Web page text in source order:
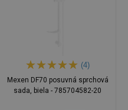
(4)
Mexen DF70 posuvná sprchová
sada, biela - 785704582-20